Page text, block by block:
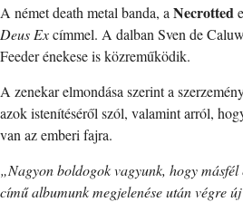
A német death metal banda, a Necrotted
Deus Excímmel. A dalban Sven de
Feeder énekese is közreműködik.
A zenekar elmondása szerint a
azok istenítéséről szól, valamint arról,
van az emberi fajra.
„Nagyon boldogok vagyunk, hogy
című albumunk megjelenése után végre